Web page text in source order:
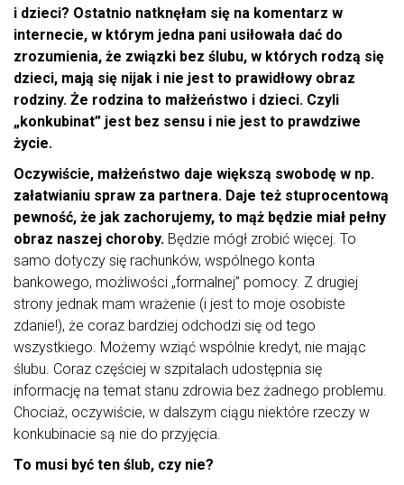
i dzieci? Ostatnio natknęłam się na komentarz w
internecie, w którym jedna pani usiłowała dać do
zrozumienia, że związki bez ślubu, w których rodzą się
dzieci, mają się nijak i nie jest to prawidłowy obraz
rodziny. Że rodzina to małżeństwo i dzieci. Czyli
„konkubinat” jest bez sensu i nie jest to prawdziwe
życie.
Oczywiście, małżeństwo daje większą swobodę w np.
załatwianiu spraw za partnera. Daje też stuprocentową
pewność, że jak zachorujemy, to mąż będzie miał pełny
obraz naszej choroby. Będzie mógł zrobić więcej. To
samo dotyczy się rachunków, wspólnego konta
bankowego, możliwości „formalnej” pomocy. Z drugiej
strony jednak mam wrażenie (i jest to moje osobiste
zdanie!), że coraz bardziej odchodzi się od tego
wszystkiego. Możemy wziąć wspólnie kredyt, nie mając
ślubu. Coraz częściej w szpitalach udostępnia się
informację na temat stanu zdrowia bez żadnego problemu.
Chociaż, oczywiście, w dalszym ciągu niektóre rzeczy w
konkubinacie są nie do przyjęcia.
To musi być ten ślub, czy nie?